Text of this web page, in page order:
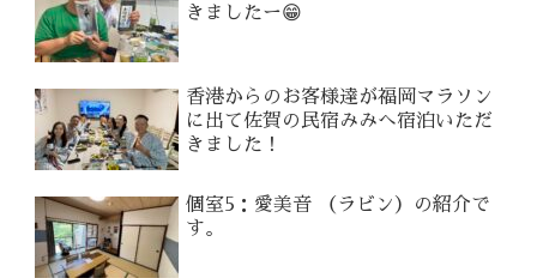
きましたー😁
香港からのお客様達が福岡マラソン
に出て佐賀の民宿みみへ宿泊いただ
きました！
個室5：愛美音 （ラビン）の紹介で
す。